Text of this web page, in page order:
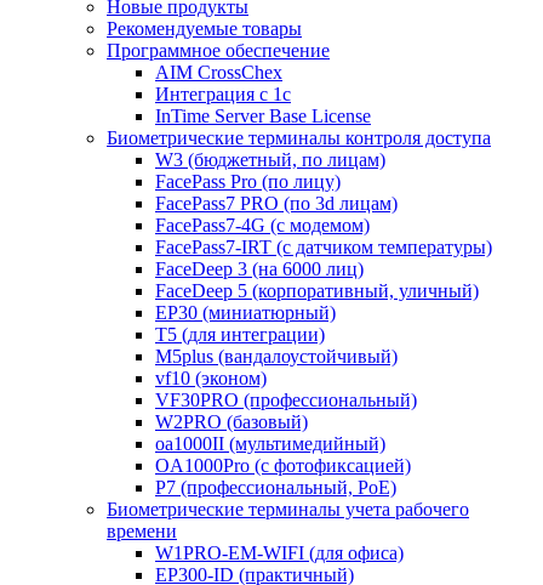
Новые продукты
Рекомендуемые товары
Программное обеспечение
AIM CrossChex
Интеграция с 1с
InTime Server Base License
Биометрические терминалы контроля доступа
W3 (бюджетный, по лицам)
FacePass Pro (по лицу)
FacePass7 PRO (по 3d лицам)
FacePass7-4G (с модемом)
FacePass7-IRT (с датчиком температуры)
FaceDeep 3 (на 6000 лиц)
FaceDeep 5 (корпоративный, уличный)
EP30 (миниатюрный)
T5 (для интеграции)
M5plus (вандалоустойчивый)
vf10 (эконом)
VF30PRO (профессиональный)
W2PRO (базовый)
oa1000II (мультимедийный)
OA1000Pro (с фотофиксацией)
P7 (профессиональный, PoE)
Биометрические терминалы учета рабочего
времени
W1PRO-EM-WIFI (для офиса)
EP300-ID (практичный)